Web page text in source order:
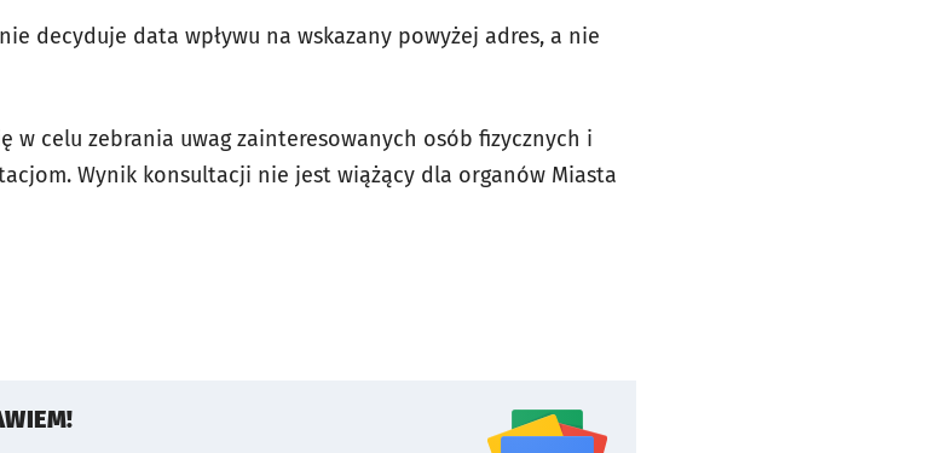
decyduje data wpływu na wskazany powyżej adres, a nie
w celu zebrania uwag zainteresowanych osób fizycznych i
Wynik konsultacji nie jest wiążący dla organów Miasta